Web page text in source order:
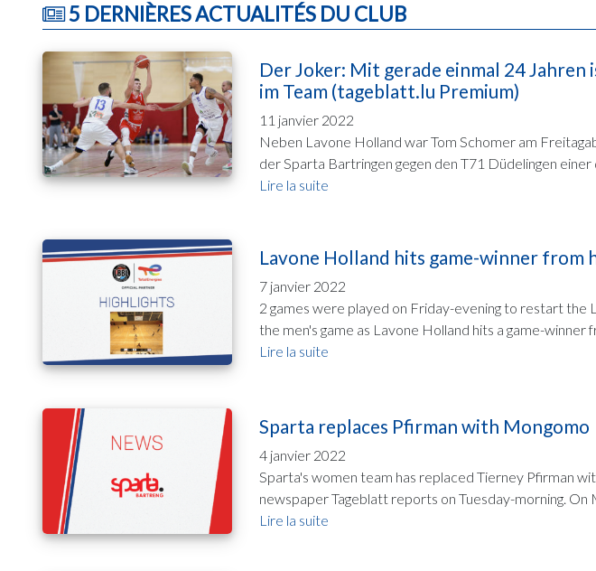
5 DERNIÈRES ACTUALITÉS DU CLUB
Der Joker: Mit gerade einmal 24 Jahren
im Team (tageblatt.lu Premium)
11 janvier 2022
Neben Lavone Holland war Tom Schomer am
der Sparta Bartringen gegen den T71 Düdelingen einer
Lire la suite
Lavone Holland hits game-winner from
7 janvier 2022
2 games were played on Friday-evening to restart the
the men's game as Lavone Holland hits a game-winner
Lire la suite
Sparta replaces Pfirman with Mongomo
4 janvier 2022
Sparta's women team has replaced Tierney Pfirman
newspaper Tageblatt reports on Tuesday-morning.
Lire la suite